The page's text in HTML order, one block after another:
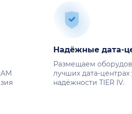
Надёжные дата-
Размещаем
лучших дата-центрах
надёжности TIER IV.